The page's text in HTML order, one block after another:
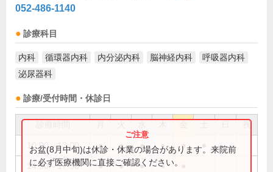
052-486-1140
診療科目
内科 循環器内科 内分泌内科 脳神経内科
呼吸器内科
泌尿器科
診療/受付時間・休診日
祝
10:00～13:00 ● ● ● ● ●
14:30～17:30 ● ● ● ●
お盆(8月中旬)は休診・休業の場合があります。来院前
に必ず医療機関に直接ご確認ください。